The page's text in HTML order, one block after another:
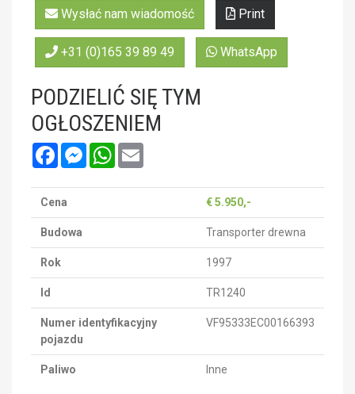
Wysłać nam wiadomość Print
+31 (0)165 39 89 49 WhatsApp
PODZIELIĆ SIĘ TYM
OGŁOSZENIEM
FacebookMessengerWhatsApp
Cena € 5.950,-
Budowa Transporter drewna
Rok 1997
Id TR1240
Numer identyfikacyjny
pojazdu
VF95333EC00166393
Paliwo Inne